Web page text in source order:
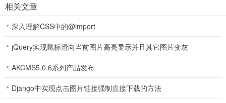
相关文章
深入理解CSS中的@import
jQuery实现鼠标滑向当前图片高亮显示并且其它图片变灰
AKCMS5.0.6系列产品发布
Django中实现点击图片链接强制直接下载的方法